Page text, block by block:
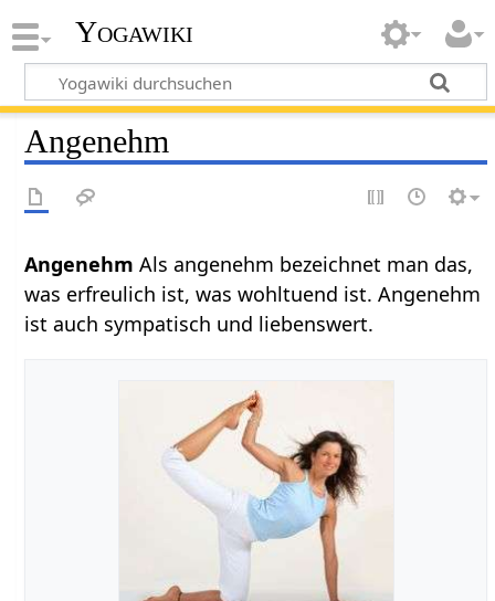
Yogawiki
Angenehm
Angenehm‏‎Als angenehm bezeichnet man das,
was erfreulich ist, was wohltuend ist. Angenehm
ist auch sympatisch und liebenswert.